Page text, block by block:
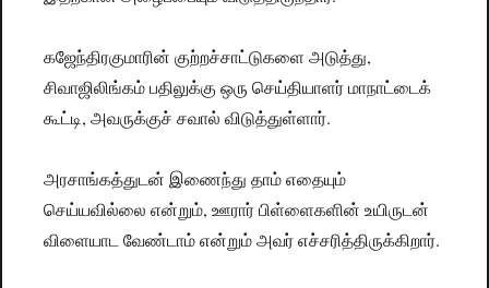
கஜேந்திரகுமாரின் குற்றச்சாட்டுகளை அடுத்து,
சிவாஜிலிங்கம் பதிலுக்கு ஒரு செய்தியாளர் மாநாட்டைக்
கூட்டி, அவருக்குச் சவால் விடுத்துள்ளார்.
அரசாங்கத்துடன் இணைந்து தாம் எதையும்
செய்யவில்லை என்றும், ஊரார் பிள்ளைகளின் உயிருடன்
விளையாட வேண்டாம் என்றும் அவர் எச்சரித்திருக்கிறார்.